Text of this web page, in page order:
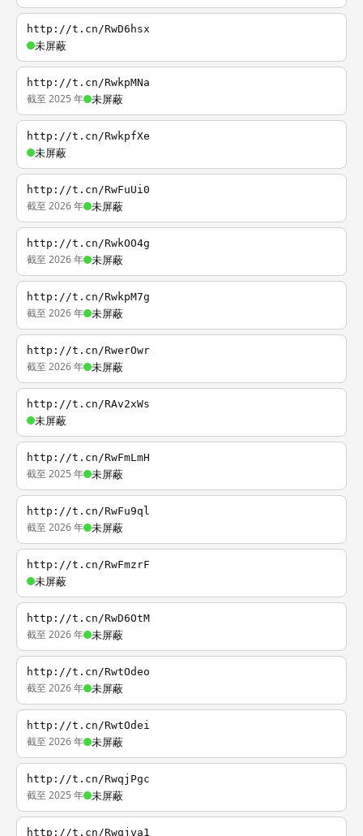
http://t.cn/RwD6hsx
未屏蔽
http://t.cn/RwkpMNa
截至 2025 年 未屏蔽
http://t.cn/RwkpfXe
未屏蔽
http://t.cn/RwFuUi0
截至 2026 年 未屏蔽
http://t.cn/RwkOO4g
截至 2026 年 未屏蔽
http://t.cn/RwkpM7g
截至 2026 年 未屏蔽
http://t.cn/RwerOwr
截至 2026 年 未屏蔽
http://t.cn/RAv2xWs
未屏蔽
http://t.cn/RwFmLmH
截至 2025 年 未屏蔽
http://t.cn/RwFu9ql
截至 2026 年 未屏蔽
http://t.cn/RwFmzrF
未屏蔽
http://t.cn/RwD6OtM
截至 2026 年 未屏蔽
http://t.cn/RwtOdeo
截至 2026 年 未屏蔽
http://t.cn/RwtOdei
截至 2026 年 未屏蔽
http://t.cn/RwqjPgc
截至 2025 年 未屏蔽
http://t.cn/Rwqjva1